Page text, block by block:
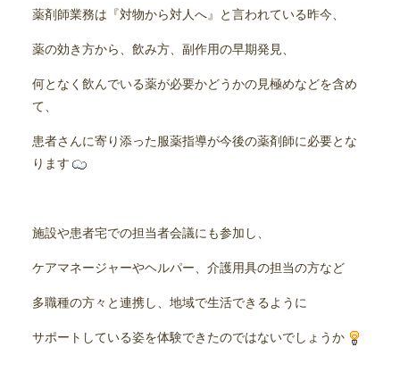
薬剤師業務は『対物から対人へ』と言われている昨今、
薬の効き方から、飲み方、副作用の早期発見、
何となく飲んでいる薬が必要かどうかの見極めなどを含め
て、
患者さんに寄り添った服薬指導が今後の薬剤師に必要とな
ります
施設や患者宅での担当者会議にも参加し、
ケアマネージャーやヘルパー、介護用具の担当の方など
多職種の方々と連携し、地域で生活できるように
サポートしている姿を体験できたのではないでしょうか